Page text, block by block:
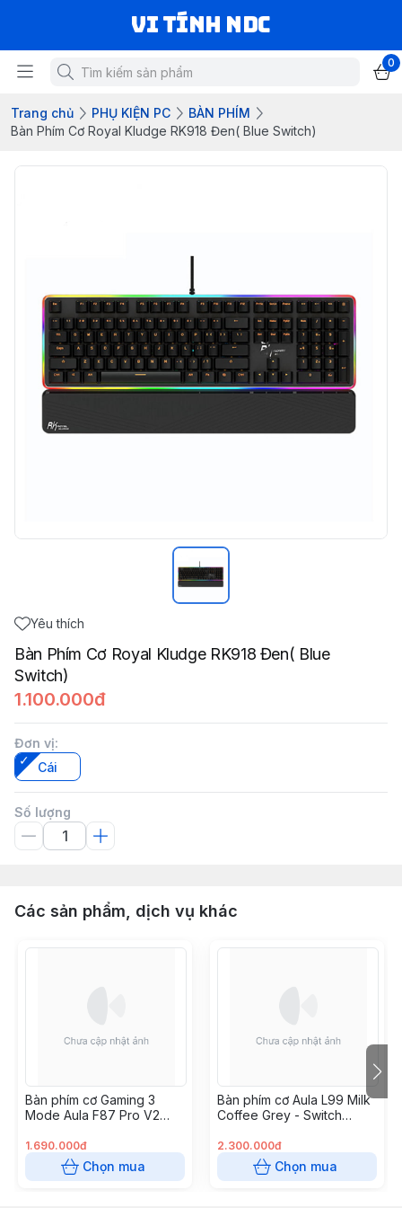
VI TÍNH NDC
0
Trang chủ PHỤ KIỆN PC
BÀN PHÍM
Bàn Phím Cơ Royal Kludge RK918 Đen( Blue Switch)
Yêu thích
Bàn Phím Cơ Royal Kludge RK918 Đen( Blue
Switch)
1.100.000đ
Đơn vị:
Cái
Số lượng
Các sản phẩm, dịch vụ khác
Bàn phím cơ Gaming 3
Mode Aula F87 Pro V2
Super God Edition, Meteor
Switch
1.690.000đ
Chọn mua
Bàn phím cơ Aula L99 Milk
Coffee Grey - Switch
2.300.000đ
Chọn mua